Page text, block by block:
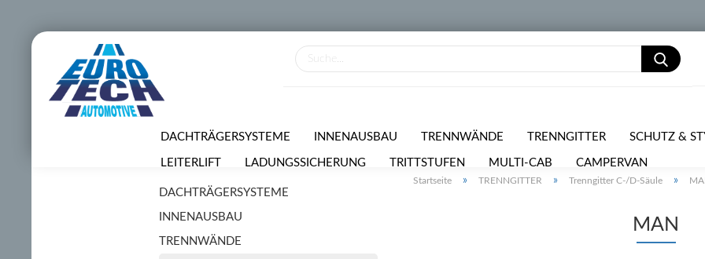
DACHTRÄGERSYSTEME INNENAUSBAU TRENNWÄNDE TRENNGITTER SCHUTZ &
LEITERLIFT LADUNGSSICHERUNG TRITTSTUFEN MULTI-CAB
CAMPERVAN
PKW
VERMIETUNGSSERVICE
Startseite » TRENNGITTER » Trenngitter C-/D-Säule »
MAN
DACHTRÄGERSYSTEME
INNENAUSBAU
TRENNWÄNDE